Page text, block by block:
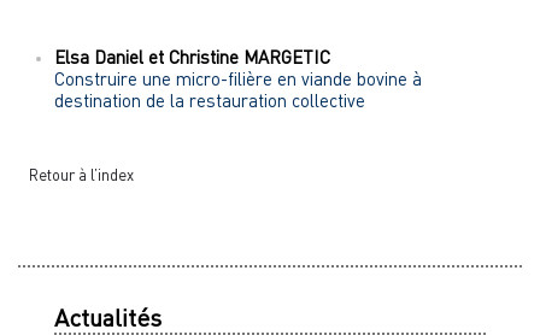
Elsa Daniel et Christine MARGETIC
Construire une micro-filière en viande bovine à
destination de la restauration collective
Retour à l’index
Actualités